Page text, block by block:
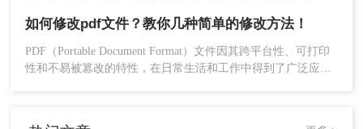
件传输和存储过程是安全的，特别是包含敏感
pdf加水印怎么加呢？本文将介绍几种添加水印的方法，适合不
同的用户需求。
如何修改pdf文件？教你几种简单的修改方法！
PDF（Portable Document Format）文件因其跨平台性、可打印
性和不易被篡改的特性，在日常生活和工作中得到了广泛应